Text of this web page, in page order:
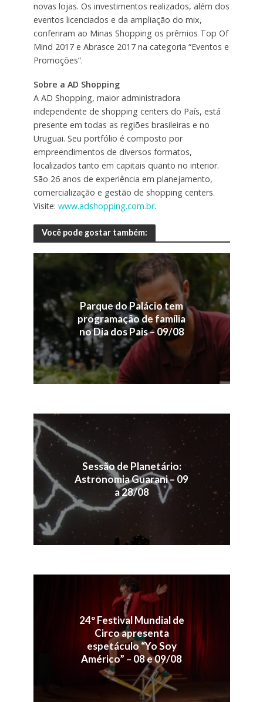
novas lojas. Os investimentos realizados, além dos
eventos licenciados e da ampliação do mix,
conferiram ao Minas Shopping os prêmios Top Of
Mind 2017 e Abrasce 2017 na categoria “Eventos e
Promoções”.
Sobre a AD Shopping
A AD Shopping, maior administradora
independente de shopping centers do País, está
presente em todas as regiões brasileiras e no
Uruguai. Seu portfólio é composto por
empreendimentos de diversos formatos,
localizados tanto em capitais quanto no interior.
São 26 anos de experiência em planejamento,
comercialização e gestão de shopping centers.
Visite: www.adshopping.com.br.
Você pode gostar também:
Parque do Palácio tem
programação de família
no Dia dos Pais – 09/08
Sessão de Planetário:
Astronomia Guarani – 09
a 28/08
24º Festival Mundial de
Circo apresenta
espetáculo “Yo Soy
Américo” – 08 e 09/08